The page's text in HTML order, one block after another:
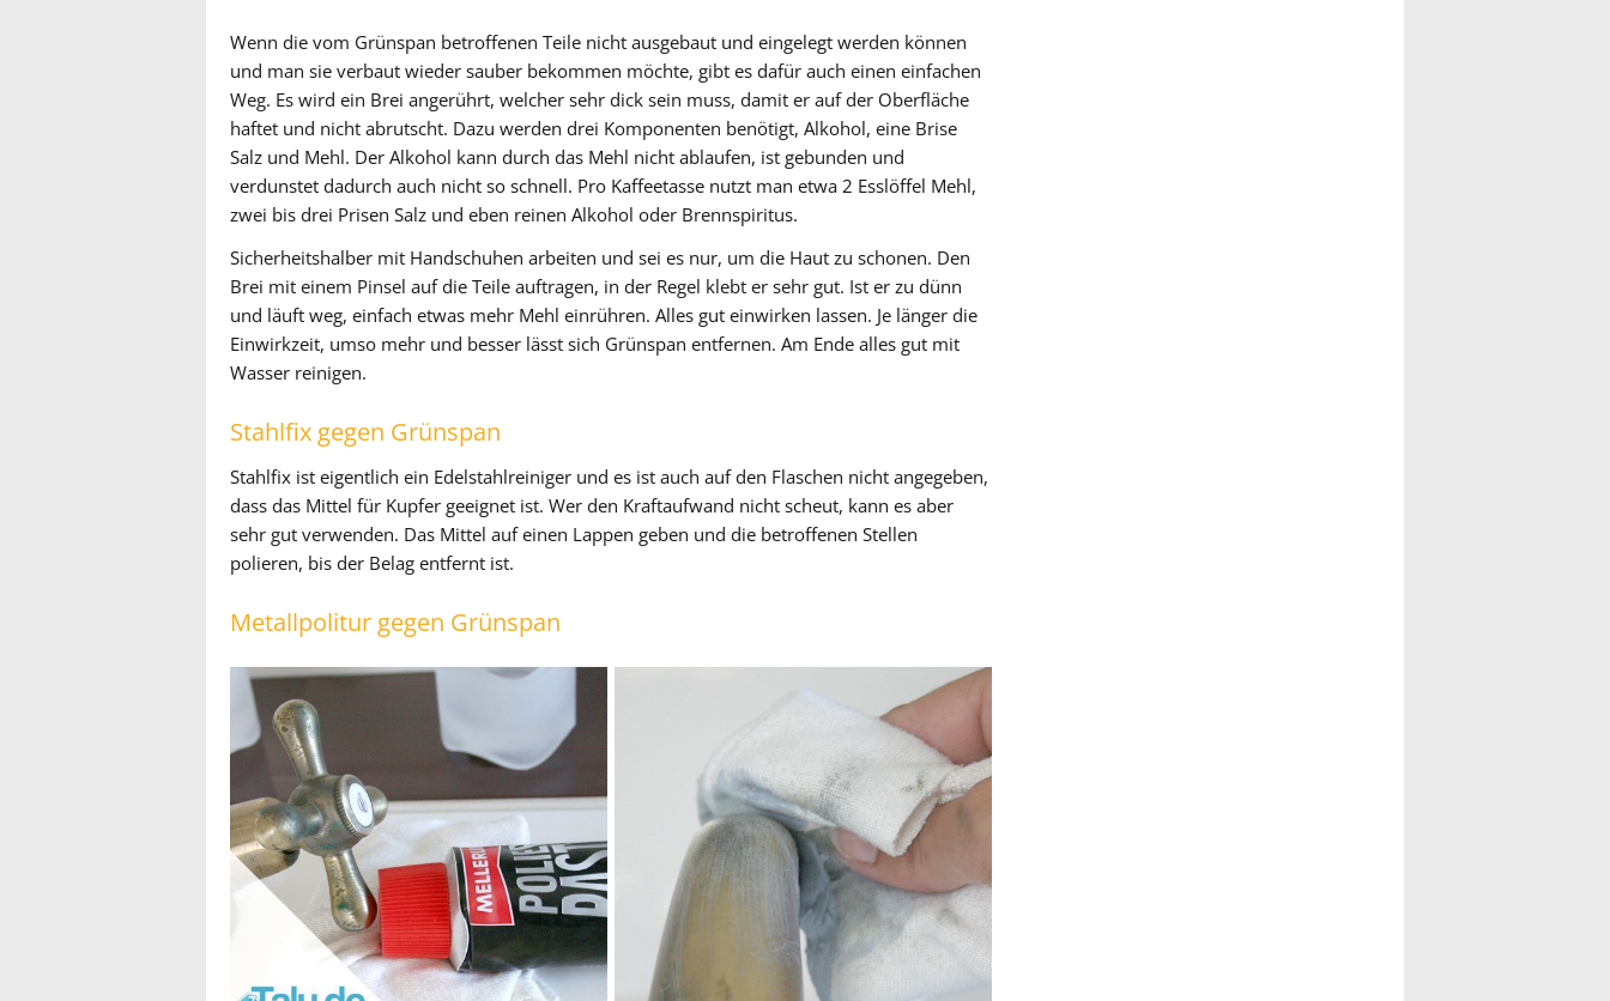
Wenn die vom Grünspan betroffenen Teile nicht ausgebaut und eingelegt werden können
und man sie verbaut wieder sauber bekommen möchte, gibt es dafür auch einen einfachen
Weg. Es wird ein Brei angerührt, welcher sehr dick sein muss, damit er auf der Oberfläche
haftet und nicht abrutscht. Dazu werden drei Komponenten benötigt, Alkohol, eine Brise
Salz und Mehl. Der Alkohol kann durch das Mehl nicht ablaufen, ist gebunden und
verdunstet dadurch auch nicht so schnell. Pro Kaffeetasse nutzt man etwa 2 Esslöffel Mehl,
zwei bis drei Prisen Salz und eben reinen Alkohol oder Brennspiritus.
Sicherheitshalber mit Handschuhen arbeiten und sei es nur, um die Haut zu schonen. Den
Brei mit einem Pinsel auf die Teile auftragen, in der Regel klebt er sehr gut. Ist er zu dünn
und läuft weg, einfach etwas mehr Mehl einrühren. Alles gut einwirken lassen. Je länger die
Einwirkzeit, umso mehr und besser lässt sich Grünspan entfernen. Am Ende alles gut mit
Wasser reinigen.
Stahlfix gegen Grünspan
Stahlfix ist eigentlich ein Edelstahlreiniger und es ist auch auf den Flaschen nicht angegeben,
dass das Mittel für Kupfer geeignet ist. Wer den Kraftaufwand nicht scheut, kann es aber
sehr gut verwenden. Das Mittel auf einen Lappen geben und die betroffenen Stellen
polieren, bis der Belag entfernt ist.
Metallpolitur gegen Grünspan